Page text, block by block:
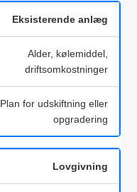
Eksisterende anlæg
Alder, kølemiddel,
driftsomkostninger
Plan for udskiftning eller
opgradering
Lovgivning